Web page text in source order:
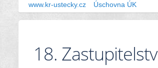
VII. volební období
IV. volební období
www.kr-ustecky.cz Úschovna ÚK
18.